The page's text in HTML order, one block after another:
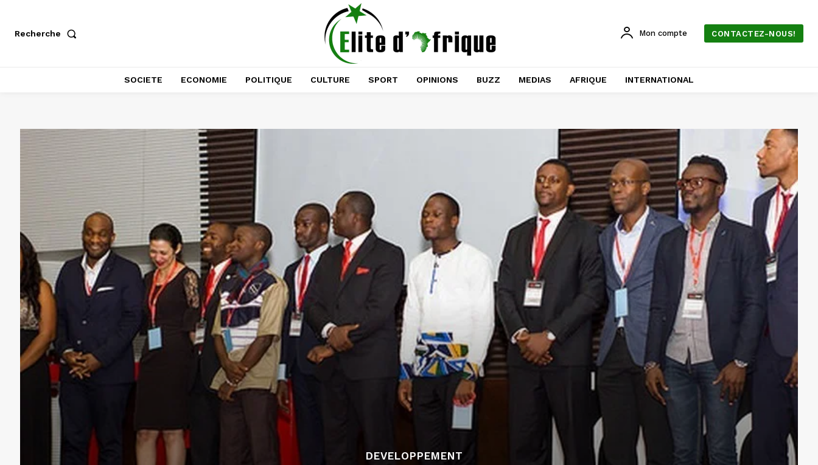
Recherche Mon compte CONTACTEZ-NOUS!
SOCIETE ECONOMIE POLITIQUE CULTURE SPORT OPINIONS BUZZ MEDIAS AFRIQUE INTERNATIONAL
DEVELOPPEMENT